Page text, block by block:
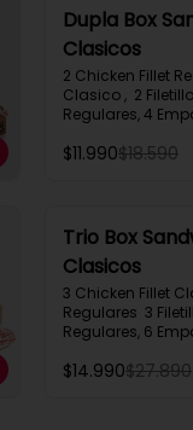
Dupla Box
Clasicos
2 Chicken Fillet
Clasico ,  2
Regulares, 4
$11.990$18.590
Trio Box
Clasicos
3 Chicken Fillet
Regulares  3
Regulares, 6
$14.990$27.890